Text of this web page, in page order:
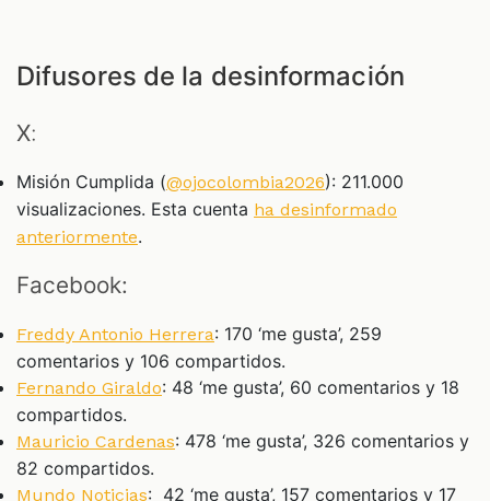
Difusores de la desinformación
X:
Misión Cumplida (@ojocolombia2026): 211.000
visualizaciones. Esta cuenta ha desinformado
anteriormente.
Facebook:
Freddy Antonio Herrera: 170 ‘me gusta’, 259
comentarios y 106 compartidos.
Fernando Giraldo: 48 ‘me gusta’, 60 comentarios y 18
compartidos.
Mauricio Cardenas: 478 ‘me gusta’, 326 comentarios y
82 compartidos.
Mundo Noticias: 42 ‘me gusta’, 157 comentarios y 17